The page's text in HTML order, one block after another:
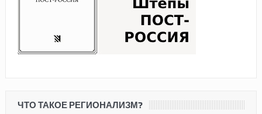
ЧТО ТАКОЕ РЕГИОНАЛИЗМ?